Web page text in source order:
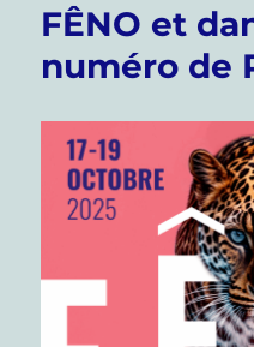
FÊNO et
numéro de